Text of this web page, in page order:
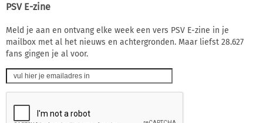
PSV E-zine
Meld je aan en ontvang elke week een vers PSV E-zine in je
mailbox met al het nieuws en achtergronden. Maar liefst 28.627
fans gingen je al voor.